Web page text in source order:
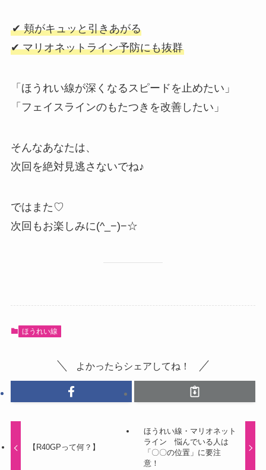
✔ 頬がキュッと引きあがる
✔ マリオネットライン予防にも抜群
「ほうれい線が深くなるスピードを止めたい」
「フェイスラインのもたつきを改善したい」
そんなあなたは、
次回を絶対見逃さないでね♪
ではまた♡
次回もお楽しみに(^_−)−☆
ほうれい線
よかったらシェアしてね！
【R40GPって何？】
ほうれい線・マリオネット
ライン 悩んでいる人は
「〇〇の位置」に要注
意！